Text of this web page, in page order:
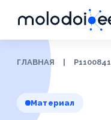
ГЛАВНАЯ P1100841
Материал